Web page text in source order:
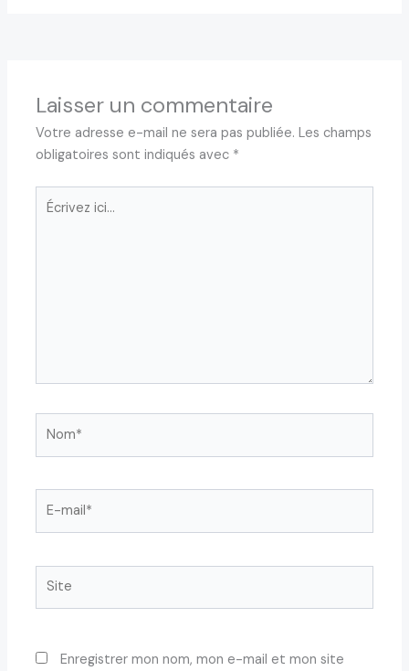
Laisser un commentaire
Votre adresse e-mail ne sera pas publiée. Les champs
obligatoires sont indiqués avec *
Écrivez
ici…
mail*
Enregistrer mon nom, mon e-mail et mon site